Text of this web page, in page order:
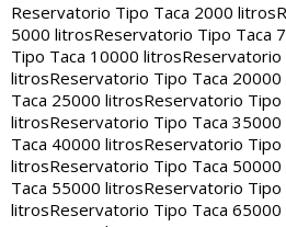
Reservatorio Tipo Taca 2000 litros
5000 litrosReservatorio Tipo Taca
Tipo Taca 10000 litrosReservatorio
litrosReservatorio Tipo Taca
Taca 25000 litrosReservatorio Tipo
litrosReservatorio Tipo Taca
Taca 40000 litrosReservatorio Tipo
litrosReservatorio Tipo Taca
Taca 55000 litrosReservatorio Tipo
litrosReservatorio Tipo Taca